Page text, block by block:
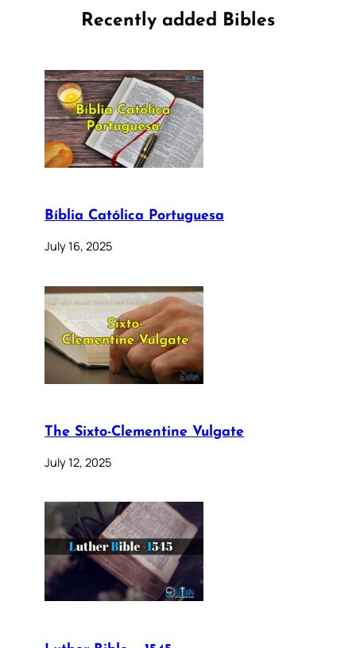
Recently added Bibles
Bíblia Católica Portuguesa
July 16, 2025
The Sixto-Clementine Vulgate
July 12, 2025